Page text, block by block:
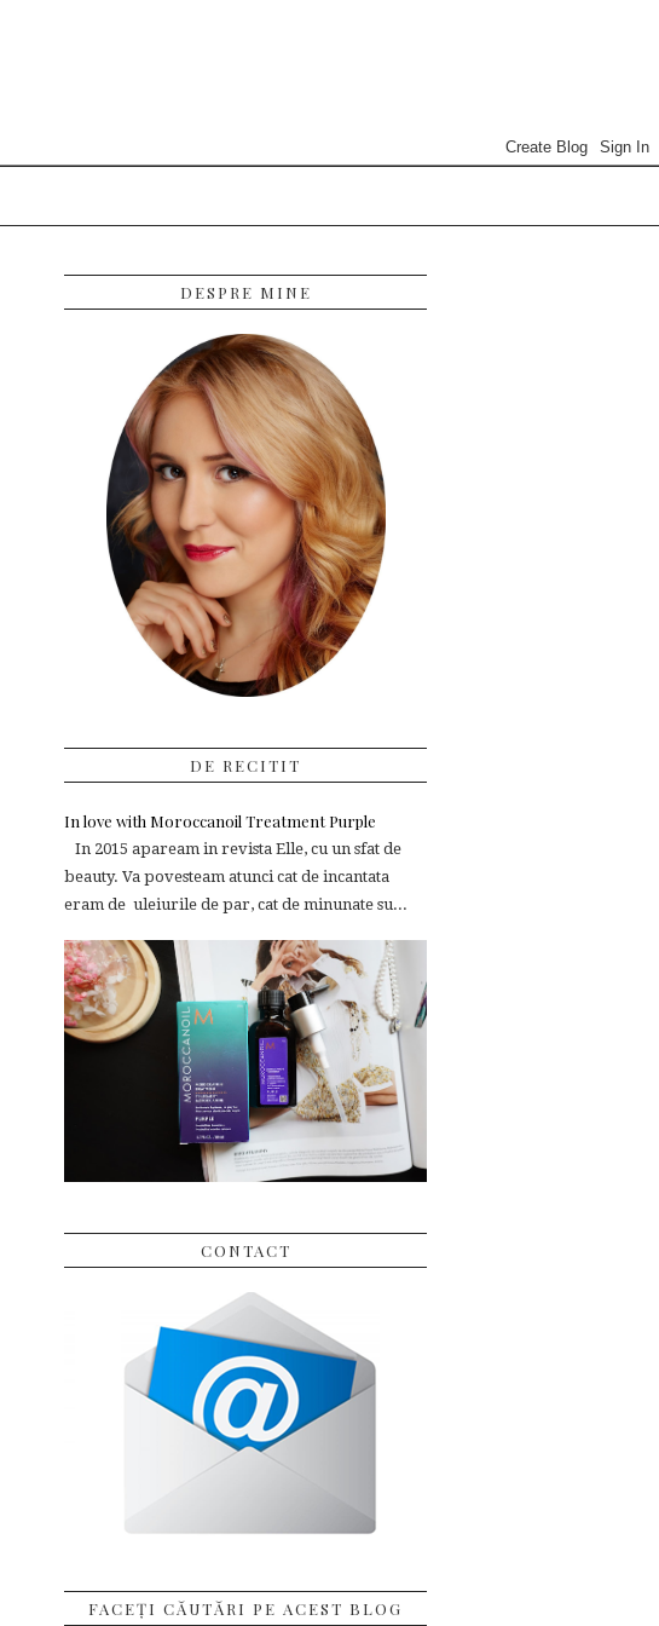
DESPRE MINE
DE RECITIT
In love with Moroccanoil Treatment Purple
In 2015 apaream in revista Elle, cu un sfat de
beauty. Va povesteam atunci cat de incantata
eram de uleiurile de par, cat de minunate su...
CONTACT
FACEȚI CĂUTĂRI PE ACEST BLOG